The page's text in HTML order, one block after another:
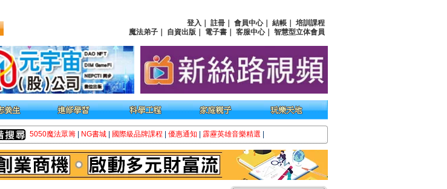
登入 註冊 會員中心｜ 結帳
培訓課程
魔法弟子
自資出版 電子書 客服中心｜ 智慧型立体會員
5050魔法眾籌 NG書城 國際級品牌課程 優惠通知 霹靂英雄音樂精選